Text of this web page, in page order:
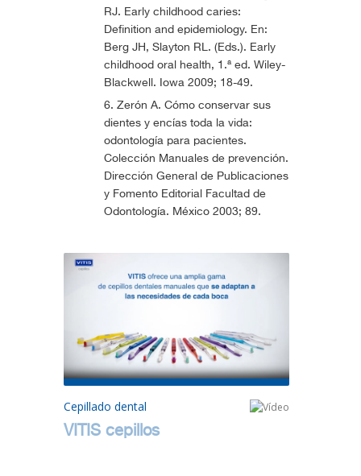
RJ. Early childhood caries:
Definition and epidemiology. En:
Berg JH, Slayton RL. (Eds.). Early
childhood oral health, 1.ª ed. Wiley-
Blackwell. Iowa 2009; 18-49.
Zerón A. Cómo conservar sus
dientes y encías toda la vida:
odontología para pacientes.
Colección Manuales de prevención.
Dirección General de Publicaciones
y Fomento Editorial Facultad de
Odontología. México 2003; 89.
Cepillado dental
VITIS cepillos